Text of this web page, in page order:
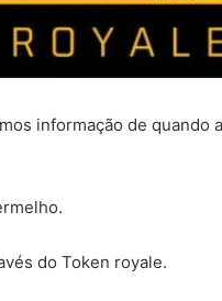
informação de quando
do Token royale.